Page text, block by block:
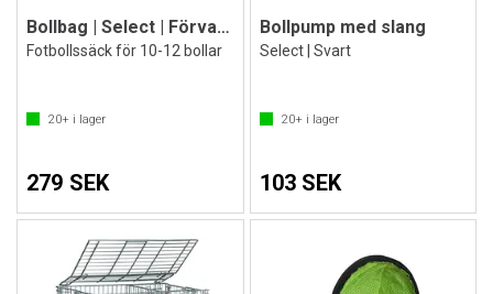
Bollbag | Select | Förvaringsväska
Fotbollssäck för 10-12 bollar
20+ i lager
279 SEK
Bollpump med slang
Select | Svart
20+i lager
103 SEK